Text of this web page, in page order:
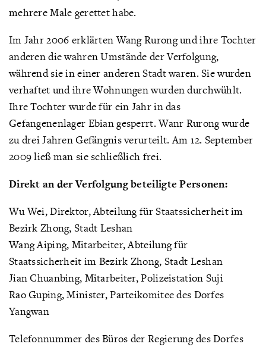
mehrere Male gerettet habe.
Im Jahr 2006 erklärten Wang Rurong und ihre Tochter
anderen die wahren Umstände der Verfolgung,
während sie in einer anderen Stadt waren. Sie wurden
verhaftet und ihre Wohnungen wurden durchwühlt.
Ihre Tochter wurde für ein Jahr in das
Gefangenenlager Ebian gesperrt. Wanr Rurong wurde
zu drei Jahren Gefängnis verurteilt. Am 12. September
2009 ließ man sie schließlich frei.
Direkt an der Verfolgung beteiligte Personen:
Wu Wei, Direktor, Abteilung für Staatssicherheit im
Bezirk Zhong, Stadt Leshan
Wang Aiping, Mitarbeiter, Abteilung für
Staatssicherheit im Bezirk Zhong, Stadt Leshan
Jian Chuanbing, Mitarbeiter, Polizeistation Suji
Rao Guping, Minister, Parteikomitee des Dorfes
Yangwan
Telefonnummer des Büros der Regierung des Dorfes